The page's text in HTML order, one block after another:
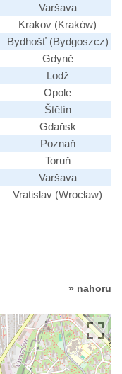
Varšava
Krakov (Kraków)
Bydhošť (Bydgoszcz)
Gdyně
Lodž
Opole
Štětín
Gdaňsk
Poznaň
Toruň
Varšava
Vratislav (Wrocław)
» nahoru